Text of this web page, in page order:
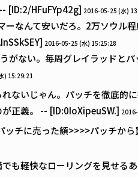
[ID:2/HFuFYp42g] 2016-05-25 (水)
なんて安いだろ。2万ソウル
2016-05-25 (水) 15:25:28
がない。毎周グレイラッドと
) 15:29:21
ないじゃん。パッチを徹底的
正義。 -- [ID:0IoXipeuSW.]
チに売った額>>>>パッチか
も軽快なローリングを見せる